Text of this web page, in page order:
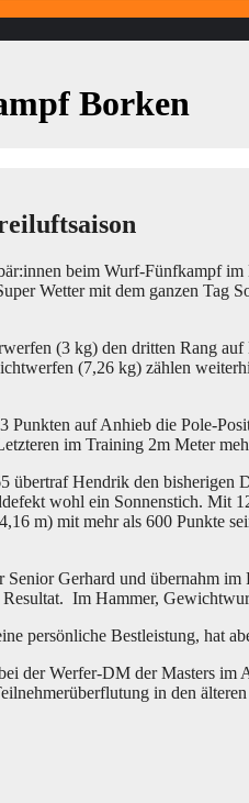
Borken
beim Wurf-Fünfkampf
Wetter mit dem ganzen Tag
(3 kg) den dritten Rang
(7,26 kg) zählen
Punkten auf Anhieb die Pole-
im Training 2m Meter
Hendrik den
wohl ein Sonnenstich. Mit
m) mit mehr als 600 Punkte
Senior Gerhard und übernahm
Im Hammer,
persönliche Bestleistung, hat
der Werfer-DM der Masters
in den